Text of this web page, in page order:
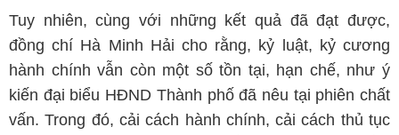
Tuy nhiên, cùng với những kết quả đã đạt được,
đồng chí Hà Minh Hải cho rằng, kỷ luật, kỷ cương
hành chính vẫn còn một số tồn tại, hạn chế, như ý
kiến đại biểu HĐND Thành phố đã nêu tại phiên chất
vấn. Trong đó, cải cách hành chính, cải cách thủ tục